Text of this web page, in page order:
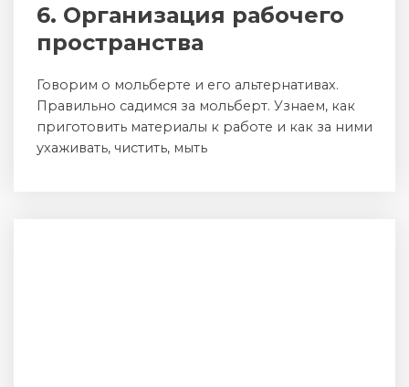
6. Организация рабочего
пространства
Говорим о мольберте и его альтернативах.
Правильно садимся за мольберт. Узнаем, как
приготовить материалы к работе и как за ними
ухаживать, чистить, мыть